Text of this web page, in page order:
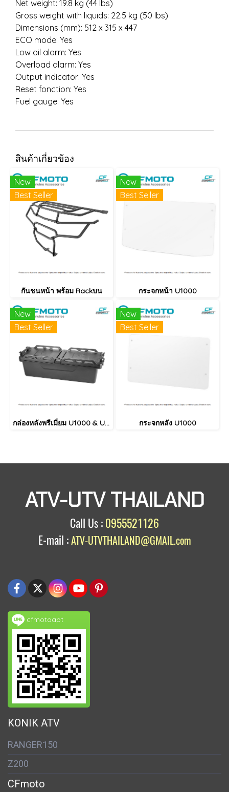
Net weight: 19.8 kg (44 lbs)
Gross weight with liquids: 22.5 kg (50 lbs)
Dimensions (mm): 512 x 315 x 447
ECO mode: Yes
Low oil alarm: Yes
Overload alarm: Yes
Output indicator: Yes
Reset fonction: Yes
Fuel gauge: Yes
สินค้าเกี่ยวข้อง
New
Best Seller
กันชนหน้า พร้อม Rackบน
New
Best Seller
กระจกหน้า U1000
New
Best Seller
กล่องหลังพรีเมี่ยม U1000 & U1000XL
New
Best Seller
กระจกหลัง U1000
ATV-UTV THAILAND
Call Us : 0955521126
E-mail :ATV-UTVTHAILAND@GMAIL.com
cfmotoapt
KONIK ATV
RANGER150
Z200
CFmoto